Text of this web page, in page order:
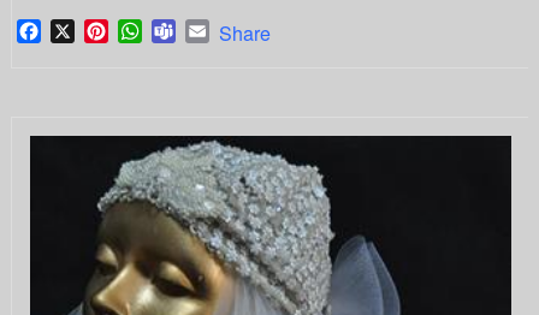
Facebook
X PinterestWhatsApp
TeamsEmail
Share